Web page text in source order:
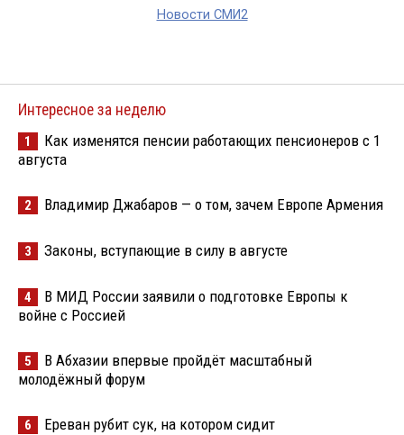
Новости СМИ2
Интересное за неделю
1
Как изменятся пенсии работающих пенсионеров с 1
августа
2 Владимир Джабаров — о том, зачем Европе Армения
3 Законы, вступающие в силу в августе
4
В МИД России заявили о подготовке Европы к
войне с Россией
5
В Абхазии впервые пройдёт масштабный
молодёжный форум
6 Ереван рубит сук, на котором сидит